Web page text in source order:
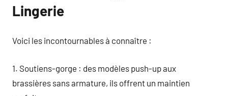
Lingerie
Voici les incontournables à connaître :
1. Soutiens-gorge : des modèles push-up aux
brassières sans armature, ils offrent un maintien